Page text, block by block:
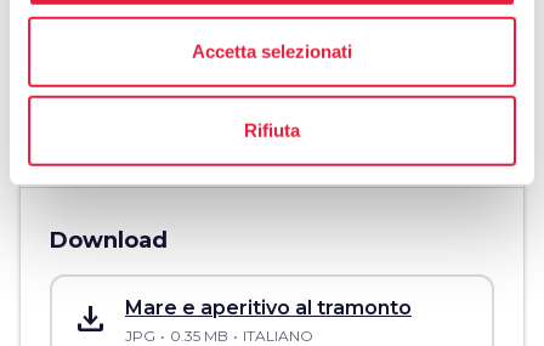
Accetta selezionati
Rifiuta
phone Telefono
+393281783184
euro Prezzo
Download
save_alt Mare e aperitivo al tramonto
JPG 0.35 MB ITALIANO